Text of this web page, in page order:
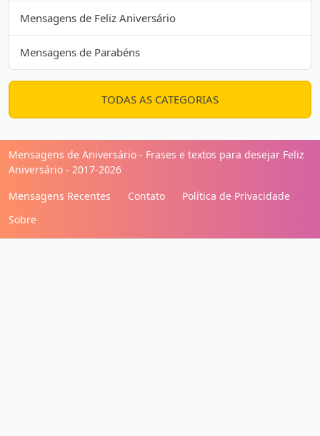
Mensagens de Feliz Aniversário
Mensagens de Parabéns
TODAS AS CATEGORIAS
Mensagens de Aniversário - Frases e textos para desejar Feliz
Aniversário - 2017-2026
Mensagens Recentes
Contato
Política de Privacidade
Sobre